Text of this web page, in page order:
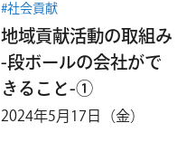
#社会貢献
地域貢献活動の取組み
-段ボールの会社がで
きること-①
2024年5月17日（金）